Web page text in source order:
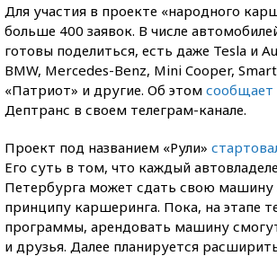
Для участия в проекте «народного
больше 400 заявок. В числе
готовы поделиться, есть даже Tesla и
BMW, Mercedes-Benz, Mini Cooper,
«Патриот» и другие. Об этом сообщает
Дептранс в своем телеграм-канале.
Проект под названием «Рули»
Его суть в том, что каждый
Петербурга может сдать свою машину
принципу каршеринга. Пока, на этапе
программы, арендовать машину
и друзья. Далее планируется